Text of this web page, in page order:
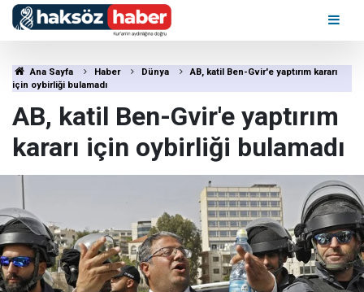
Ana Sayfa Haber Dünya
AB, katil Ben-Gvir'e yaptırım kararı
için oybirliği bulamadı
AB, katil Ben-Gvir'e yaptırım
kararı için oybirliği bulamadı